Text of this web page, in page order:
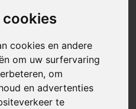
cookies en andere
om uw surfervaring
om
en advertenties
te
Zaklamp